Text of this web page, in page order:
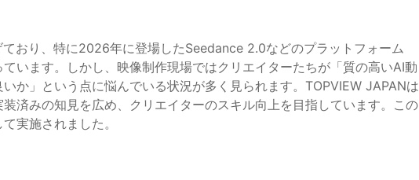
おり、特に2026年に登場したSeedance 2.0などのプラットフォーム
います。しかし、映像制作現場ではクリエイターたちが「質の高いAI動
か」という点に悩んでいる状況が多く見られます。TOPVIEW JAPANは
済みの知見を広め、クリエイターのスキル向上を目指しています。この
実施されました。